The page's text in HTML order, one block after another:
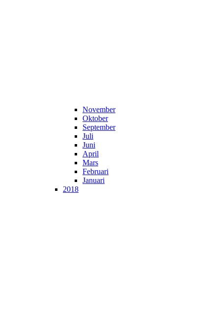
November
Oktober
September
Juli
Juni
April
Mars
Februari
Januari
2018